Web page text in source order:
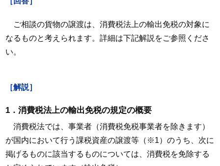
ご相談の貨物の譲渡は、消費税法上の輸出免税の対象に
なるものと考えられます。詳細は下記解説をご参照くださ
い。
［解説］
1．消費税法上の輸出免税の規定の概要
消費税法では、事業者（消費税免税事業者を除きます）
が国内において行う課税資産の譲渡等（※1）のうち、次に
掲げるものに該当するものについては、消費税を免除する